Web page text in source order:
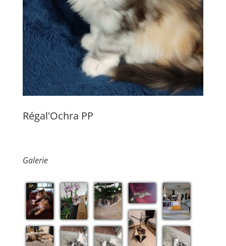
Régal'Ochra PP
Galerie